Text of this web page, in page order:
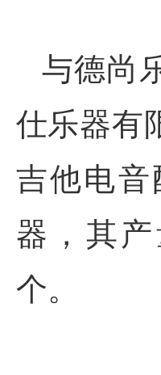
与德尚
仕乐器有
吉他电
器，其
个。